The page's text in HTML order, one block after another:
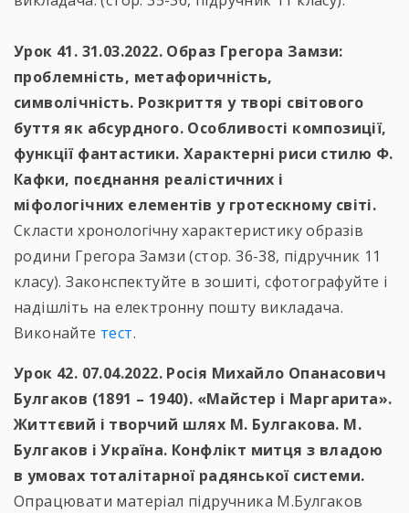
Урок 41. 31.03.2022. Образ Грегора Замзи:
проблемність, метафоричність,
символічність. Розкриття у творі світового
буття як абсурдного. Особливості композиції,
функції фантастики. Характерні риси стилю Ф.
Кафки, поєднання реалістичних і
міфологічних елементів у гротескному світі.
Скласти хронологічну характеристику образів
родини Грегора Замзи (стор. 36-38, підручник 11
класу). Законспектуйте в зошиті, сфотографуйте і
надішліть на електронну пошту викладача.
Виконайте тест.
Урок 42. 07.04.2022. Росія Михайло Опанасович
Булгаков (1891 – 1940). «Майстер і Маргарита».
Життєвий і творчий шлях М. Булгакова. М.
Булгаков і Україна. Конфлікт митця з владою
в умовах тоталітарної радянської системи.
Опрацювати матеріал підручника М.Булгаков